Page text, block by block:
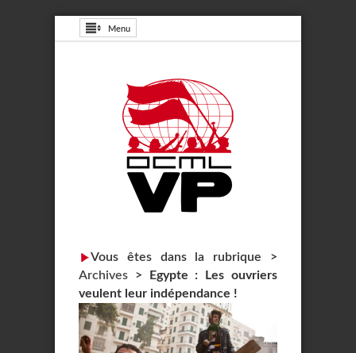
Menu
Vous êtes dans la rubrique >
Archives >
Egypte : Les ouvriers
veulent leur indépendance !